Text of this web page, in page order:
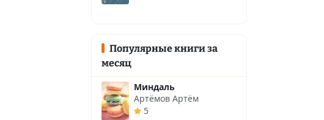
Популярные книги за
месяц
Миндаль
Артёмов Артём
5